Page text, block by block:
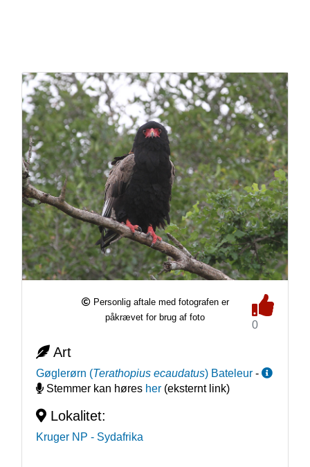
Personlig aftale med fotografen er
påkrævet for brug af foto
0
Art
Gøglerørn (Terathopius ecaudatus) Bateleur -
Stemmer kan høres her(eksternt link)
Lokalitet:
Kruger NP - Sydafrika